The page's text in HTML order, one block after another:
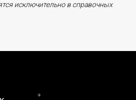
исключительно в справочных